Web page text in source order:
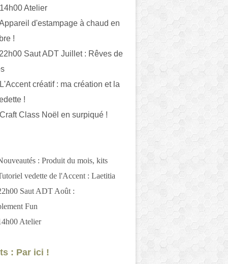
Atelier
d'estampage à chaud en
!
Saut ADT Juillet : Rêves de
créatif : ma création et la
!
Class Noël en surpiqué !
: Produit du mois, kits
vedette de l'Accent : Laetitia
Saut ADT Août :
Fun
Atelier
: Par ici !